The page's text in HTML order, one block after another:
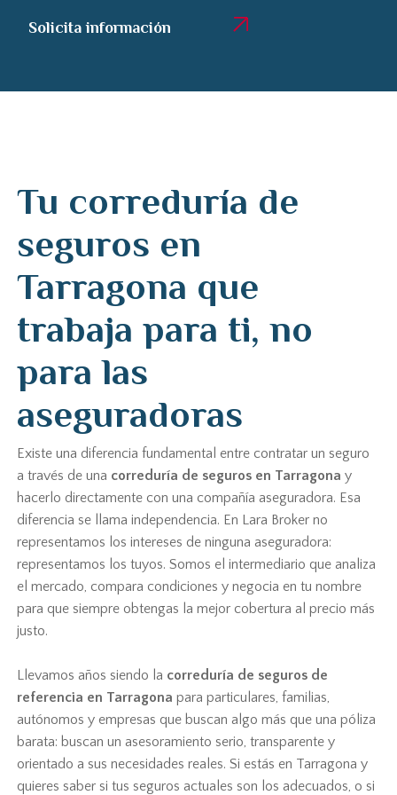
Solicita información
Tu correduría de
seguros en
Tarragona que
trabaja para ti, no
para las
aseguradoras
Existe una diferencia fundamental entre contratar un seguro
a través de una correduría de seguros en Tarragona y
hacerlo directamente con una compañía aseguradora. Esa
diferencia se llama independencia. En Lara Broker no
representamos los intereses de ninguna aseguradora:
representamos los tuyos. Somos el intermediario que analiza
el mercado, compara condiciones y negocia en tu nombre
para que siempre obtengas la mejor cobertura al precio más
justo.
Llevamos años siendo la correduría de seguros de
referencia en Tarragona para particulares, familias,
autónomos y empresas que buscan algo más que una póliza
barata: buscan un asesoramiento serio, transparente y
orientado a sus necesidades reales. Si estás en Tarragona y
quieres saber si tus seguros actuales son los adecuados, o si